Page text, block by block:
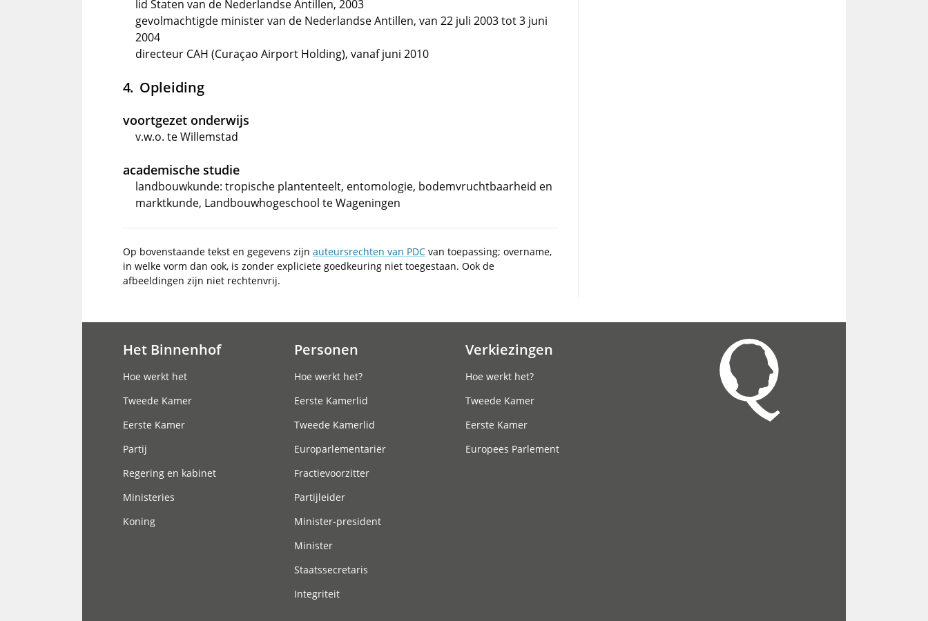
lid Staten van de Nederlandse Antillen, 2003
gevolmachtigde minister van de Nederlandse Antillen, van 22 juli 2003 tot 3 juni
2004
directeur CAH (Curaçao Airport Holding), vanaf juni 2010
Opleiding
voortgezet onderwijs
v.w.o. te Willemstad
academische studie
landbouwkunde: tropische plantenteelt, entomologie, bodemvruchtbaarheid en
marktkunde, Landbouwhogeschool te Wageningen
Op bovenstaande tekst en gegevens zijn auteursrechten van PDC van toepassing; overname,
in welke vorm dan ook, is zonder expliciete goedkeuring niet toegestaan. Ook de
afbeeldingen zijn niet rechtenvrij.
Het Binnenhof
Hoe werkt het
Tweede Kamer
Eerste Kamer
Partij
Regering en kabinet
Ministeries
Koning
Personen
Hoe werkt het?
Eerste Kamerlid
Tweede Kamerlid
Europarlementariër
Fractievoorzitter
Partijleider
Minister-president
Minister
Staatssecretaris
Integriteit
Verkiezingen
Hoe werkt het?
Tweede Kamer
Eerste Kamer
Europees Parlement